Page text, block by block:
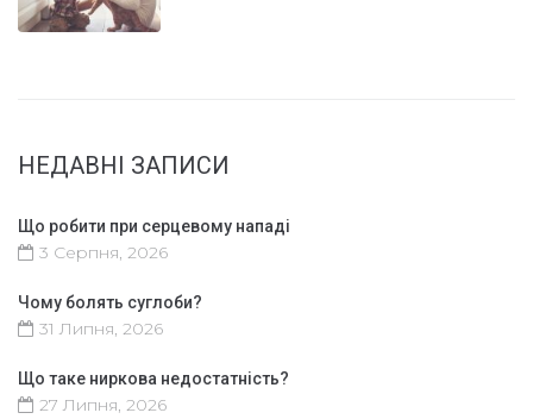
НЕДАВНІ ЗАПИСИ
Що робити при серцевому нападі
3 Серпня, 2026
Чому болять суглоби?
31 Липня, 2026
Що таке ниркова недостатність?
27 Липня, 2026